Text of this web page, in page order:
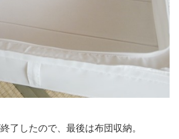
了したので、最後は布団収納。